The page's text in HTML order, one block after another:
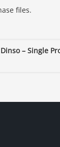
files.
Dinso – Single